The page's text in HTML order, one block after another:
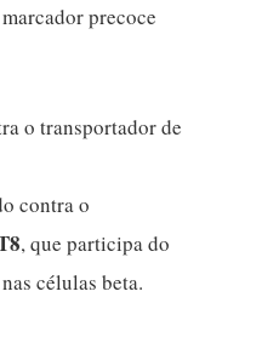
precoce
o transportador de
contra o
, que participa do
células beta.